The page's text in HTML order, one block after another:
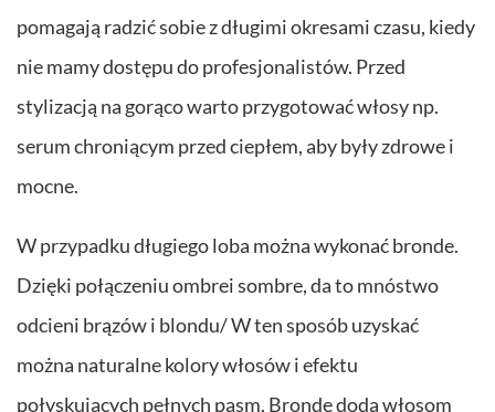
pomagają radzić sobie z długimi okresami czasu, kiedy
nie mamy dostępu do profesjonalistów. Przed
stylizacją na gorąco warto przygotować włosy np.
serum chroniącym przed ciepłem, aby były zdrowe i
mocne.
W przypadku długiego loba można wykonać bronde.
Dzięki połączeniu ombrei sombre, da to mnóstwo
odcieni brązów i blondu/ W ten sposób uzyskać
można naturalne kolory włosów i efektu
połyskujących pełnych pasm. Bronde doda włosom